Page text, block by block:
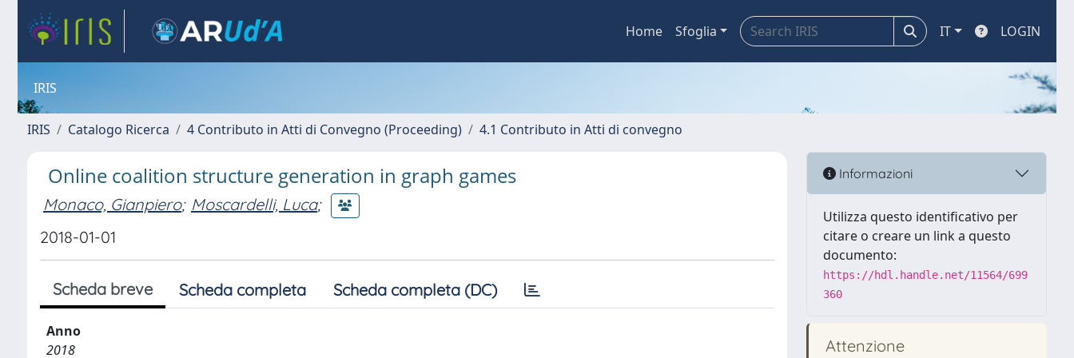
Home Sfoglia IT LOGIN
IRIS
IRIS Catalogo Ricerca 4 Contributo in Atti di Convegno (Proceeding) 4.1 Contributo in Atti di convegno
Online coalition structure generation in graph games
Monaco, Gianpiero; Moscardelli, Luca;
2018-01-01
Scheda breve Scheda completa Scheda completa (DC)
Anno
2018
Informazioni
Utilizza questo identificativo per
citare o creare un link a questo
documento:
https://hdl.handle.net/11564/699
360
Attenzione